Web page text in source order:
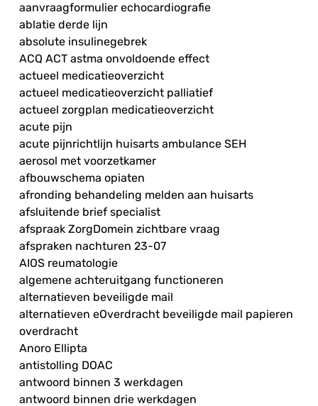
aanvraagformulier echocardiografie
ablatie derde lijn
absolute insulinegebrek
ACQ ACT astma onvoldoende effect
actueel medicatieoverzicht
actueel medicatieoverzicht palliatief
actueel zorgplan medicatieoverzicht
acute pijn
acute pijnrichtlijn huisarts ambulance SEH
aerosol met voorzetkamer
afbouwschema opiaten
afronding behandeling melden aan huisarts
afsluitende brief specialist
afspraak ZorgDomein zichtbare vraag
afspraken nachturen 23-07
AIOS reumatologie
algemene achteruitgang functioneren
alternatieven beveiligde mail
alternatieven eOverdracht beveiligde mail papieren
overdracht
Anoro Ellipta
antistolling DOAC
antwoord binnen 3 werkdagen
antwoord binnen drie werkdagen